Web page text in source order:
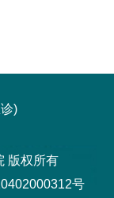
)
版权所有
号